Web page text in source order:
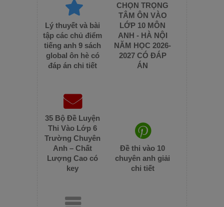
Lý thuyết và bài
tập các chủ điểm
tiếng anh 9 sách
global ôn hè có
đáp án chi tiết
CHỌN TRỌNG
TÂM ÔN VÀO
LỚP 10 MÔN
ANH - HÀ NỘI
NĂM HỌC 2026-
2027 CÓ ĐÁP
ÁN
35 Bộ Đề Luyện
Thi Vào Lớp 6
Trường Chuyên
Anh – Chất
Lượng Cao có
key
Đề thi vào 10
chuyên anh giải
chi tiết